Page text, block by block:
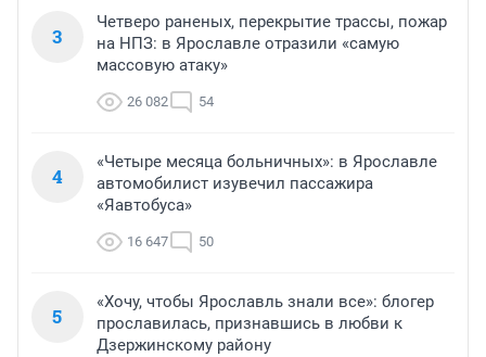
3
Четверо раненых, перекрытие трассы, пожар
на НПЗ: в Ярославле отразили «самую
массовую атаку»
26 082 54
4
«Четыре месяца больничных»: в Ярославле
автомобилист изувечил пассажира
«Яавтобуса»
16 647 50
5
«Хочу, чтобы Ярославль знали все»: блогер
прославилась, признавшись в любви к
Дзержинскому району